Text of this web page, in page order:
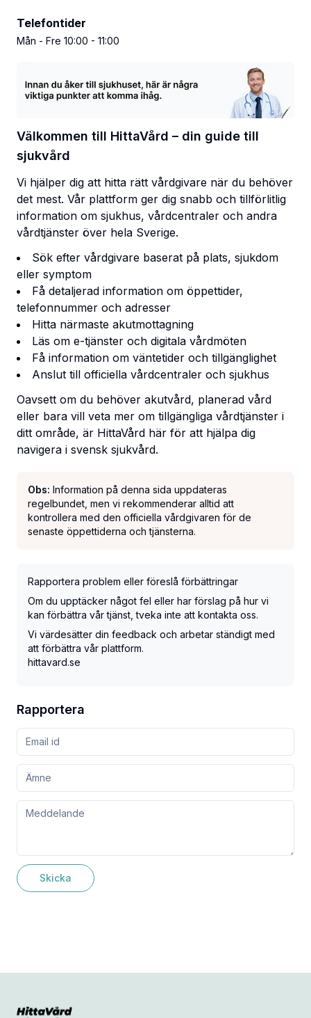
Telefontider
Mån - Fre 10:00 - 11:00
Välkommen till HittaVård – din guide till
sjukvård
Vi hjälper dig att hitta rätt vårdgivare när du behöver
det mest. Vår plattform ger dig snabb och tillförlitlig
information om sjukhus, vårdcentraler och andra
vårdtjänster över hela Sverige.
Sök efter vårdgivare baserat på plats, sjukdom
eller symptom
Få detaljerad information om öppettider,
telefonnummer och adresser
Hitta närmaste akutmottagning
Läs om e-tjänster och digitala vårdmöten
Få information om väntetider och tillgänglighet
Anslut till officiella vårdcentraler och sjukhus
Oavsett om du behöver akutvård, planerad vård
eller bara vill veta mer om tillgängliga vårdtjänster i
ditt område, är HittaVård här för att hjälpa dig
navigera i svensk sjukvård.
Obs: Information på denna sida uppdateras
regelbundet, men vi rekommenderar alltid att
kontrollera med den officiella vårdgivaren för de
senaste öppettiderna och tjänsterna.
Rapportera problem eller föreslå förbättringar
Om du upptäcker något fel eller har förslag på hur vi
kan förbättra vår tjänst, tveka inte att kontakta oss.
Vi värdesätter din feedback och arbetar ständigt med
att förbättra vår plattform.
hittavard.se
Rapportera
Skicka